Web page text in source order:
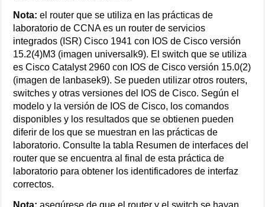
Nota: el router que se utiliza en las prácticas de
laboratorio de CCNA es un router de servicios
integrados (ISR) Cisco 1941 con IOS de Cisco versión
15.2(4)M3 (imagen universalk9). El switch que se utiliza
es Cisco Catalyst 2960 con IOS de Cisco versión 15.0(2)
(imagen de lanbasek9). Se pueden utilizar otros routers,
switches y otras versiones del IOS de Cisco. Según el
modelo y la versión de IOS de Cisco, los comandos
disponibles y los resultados que se obtienen pueden
diferir de los que se muestran en las prácticas de
laboratorio. Consulte la tabla Resumen de interfaces del
router que se encuentra al final de esta práctica de
laboratorio para obtener los identificadores de interfaz
correctos.
Nota: asegúrese de que el router y el switch se hayan